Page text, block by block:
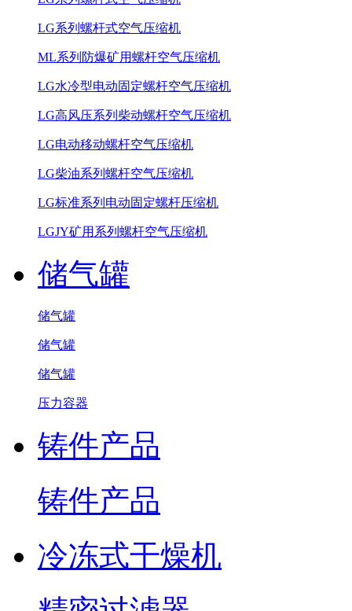
LG系列螺杆式空气压缩机
ML系列防爆矿用螺杆空气压缩机
LG水冷型电动固定螺杆空气压缩机
LG高风压系列柴动螺杆空气压缩机
LG电动移动螺杆空气压缩机
LG柴油系列螺杆空气压缩机
LG标准系列电动固定螺杆压缩机
LGJY矿用系列螺杆空气压缩机
储气罐
储气罐
储气罐
储气罐
压力容器
铸件产品
铸件产品
冷冻式干燥机